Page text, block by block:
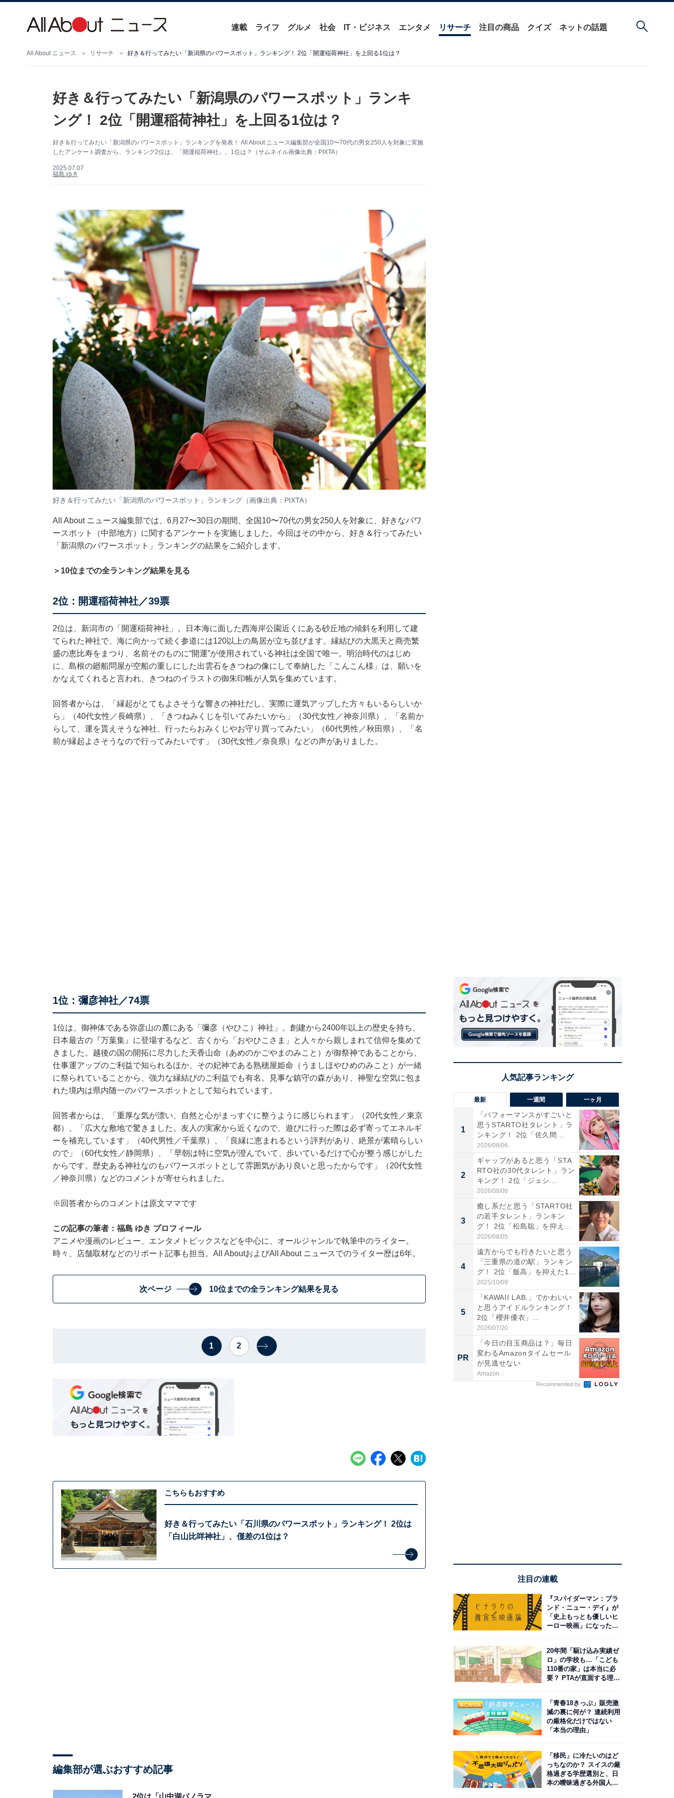
連載 ライフ グルメ 社会 IT・ビジネス エンタメ リサーチ 注目の商品 クイズ ネットの話題
All About ニュース リサーチ 好き＆行ってみたい「新潟県のパワースポット」ランキング！ 2位「開運稲荷神社」を上回る1位は？
好き＆行ってみたい「新潟県のパワースポット」ランキ
ング！ 2位「開運稲荷神社」を上回る1位は？
好き＆行ってみたい「新潟県のパワースポット」ランキングを発表！ All About ニュース編集部が全国10〜70代の男女250人を対象に実施
したアンケート調査から、ランキング2位は、「開運稲荷神社」。1位は？（サムネイル画像出典：PIXTA）
2025.07.07
福島 ゆき
好き＆行ってみたい「新潟県のパワースポット」ランキング（画像出典：PIXTA）
All About ニュース編集部では、6月27〜30日の期間、全国10〜70代の男女250人を対象に、好きなパワ
ースポット（中部地方）に関するアンケートを実施しました。今回はその中から、好き＆行ってみたい
「新潟県のパワースポット」ランキングの結果をご紹介します。
＞10位までの全ランキング結果を見る
2位：開運稲荷神社／39票
2位は、新潟市の「開運稲荷神社」。日本海に面した西海岸公園近くにある砂丘地の傾斜を利用して建
てられた神社で、海に向かって続く参道には120以上の鳥居が立ち並びます。縁結びの大黒天と商売繁
盛の恵比寿をまつり、名前そのものに“開運”が使用されている神社は全国で唯一。明治時代のはじめ
に、島根の廻船問屋が空船の重しにした出雲石をきつねの像にして奉納した「こんこん様」は、願いを
かなえてくれると言われ、きつねのイラストの御朱印帳が人気を集めています。
回答者からは、「縁起がとてもよさそうな響きの神社だし、実際に運気アップした方々もいるらしいか
ら」（40代女性／長崎県）、「きつねみくじを引いてみたいから」（30代女性／神奈川県）、「名前か
らして、運を貰えそうな神社、行ったらおみくじやお守り買ってみたい」（60代男性／秋田県）、「名
前が縁起よさそうなので行ってみたいです」（30代女性／奈良県）などの声がありました。
1位：彌彦神社／74票
1位は、御神体である弥彦山の麓にある「彌彦（やひこ）神社」。創建から2400年以上の歴史を持ち、
日本最古の『万葉集』に登場するなど、古くから「おやひこさま」と人々から親しまれて信仰を集めて
きました。越後の国の開拓に尽力した天香山命（あめのかごやまのみこと）が御祭神であることから、
仕事運アップのご利益で知られるほか、その妃神である熟穂屋姫命（うましほやひめのみこと）が一緒
に祭られていることから、強力な縁結びのご利益でも有名。見事な鎮守の森があり、神聖な空気に包ま
れた境内は県内随一のパワースポットとして知られています。
回答者からは、「重厚な気が漂い、自然と心がまっすぐに整うように感じられます」（20代女性／東京
都）、「広大な敷地で驚きました。友人の実家から近くなので、遊びに行った際は必ず寄ってエネルギ
ーを補充しています」（40代男性／千葉県）、「良縁に恵まれるという評判があり、絶景が素晴らしい
ので」（60代女性／静岡県）、「早朝は特に空気が澄んでいて、歩いているだけで心が整う感じがした
からです。歴史ある神社なのもパワースポットとして雰囲気があり良いと思ったからです」（20代女性
／神奈川県）などのコメントが寄せられました。
※回答者からのコメントは原文ママです
この記事の筆者：福島 ゆき プロフィール
アニメや漫画のレビュー、エンタメトピックスなどを中心に、オールジャンルで執筆中のライター。
時々、店舗取材などのリポート記事も担当。All AboutおよびAll About ニュースでのライター歴は6年。
次ページ 10位までの全ランキング結果を見る
1 2
こちらもおすすめ
好き＆行ってみたい「石川県のパワースポット」ランキング！ 2位は
「白山比咩神社」、僅差の1位は？
編集部が選ぶおすすめ記事
2位は「山中湖パノラマ
最新 一週間 一ヶ月
1
「パフォーマンスがすごいと
思うSTARTO社タレント」ラ
ンキング！ 2位「佐久間...
2026/08/06
2
ギャップがあると思う「STA
RTO社の30代タレント」ラン
キング！ 2位「ジェシ...
2026/08/06
3
癒し系だと思う「STARTO社
の若手タレント」ランキン
グ！ 2位「松島聡」を抑え...
2026/08/05
4
遠方からでも行きたいと思う
「三重県の道の駅」ランキン
グ！ 2位「飯高」を抑えた1...
2025/10/09
5
「KAWAII LAB.」でかわいい
と思うアイドルランキング！
2位「櫻井優衣」...
2026/07/20
PR
「今日の目玉商品は？」毎日
変わるAmazonタイムセール
が見逃せない
Amazon
Recommended by
注目の連載
『スパイダーマン：ブラ
ンド・ニュー・デイ』が
「史上もっとも優しいヒ
ーロー映画」になった理
20年間「駆け込み実績ゼ
ロ」の学校も…「こども
110番の家」は本当に必
要？ PTAが直面する理想
「青春18きっぷ」販売激
減の裏に何が？ 連続利用
の厳格化だけではない
「本当の理由」
「移民」に冷たいのはど
っちなのか？ スイスの厳
格過ぎる学歴選別と、日
本の曖昧過ぎる外国人政